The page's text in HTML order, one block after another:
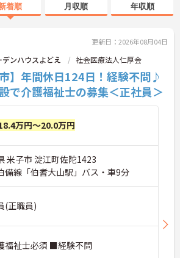
着順 月収順 年収順
更新日：2026年08月04日
ンハウスよどえ 社会医療法人仁厚会
市】年間休日124日！経験不問♪
で介護福祉士の募集＜正社員＞
万円～20.0万円
米子市 淀江町佐陀1423
備線「伯耆大山駅」バス・車9分
(正職員)
福祉士必須 ■経験不問